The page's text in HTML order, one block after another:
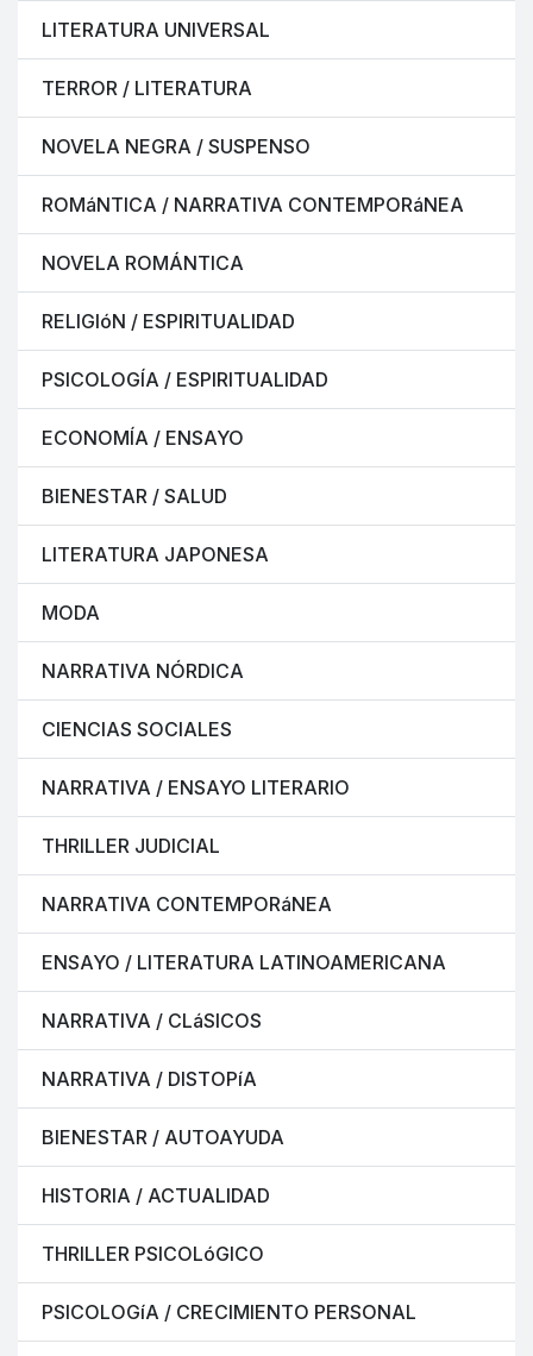
LITERATURA UNIVERSAL
TERROR / LITERATURA
NOVELA NEGRA / SUSPENSO
ROMáNTICA / NARRATIVA CONTEMPORáNEA
NOVELA ROMÁNTICA
RELIGIóN / ESPIRITUALIDAD
PSICOLOGÍA / ESPIRITUALIDAD
ECONOMÍA / ENSAYO
BIENESTAR / SALUD
LITERATURA JAPONESA
MODA
NARRATIVA NÓRDICA
CIENCIAS SOCIALES
NARRATIVA / ENSAYO LITERARIO
THRILLER JUDICIAL
NARRATIVA CONTEMPORáNEA
ENSAYO / LITERATURA LATINOAMERICANA
NARRATIVA / CLáSICOS
NARRATIVA / DISTOPíA
BIENESTAR / AUTOAYUDA
HISTORIA / ACTUALIDAD
THRILLER PSICOLóGICO
PSICOLOGíA / CRECIMIENTO PERSONAL